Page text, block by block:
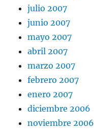
julio 2007
junio 2007
mayo 2007
abril 2007
marzo 2007
febrero 2007
enero 2007
diciembre 2006
noviembre 2006